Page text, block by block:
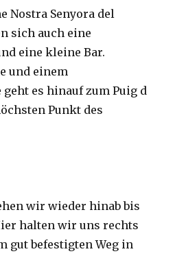
Nostra Senyora del
sich auch eine
eine kleine Bar.
und einem
es hinauf zum Puig d
Punkt des
wir wieder hinab bis
halten wir uns rechts
gut befestigten Weg in